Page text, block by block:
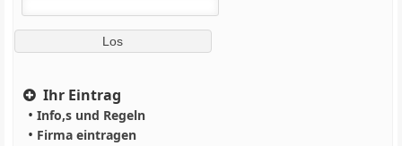
Ihr Eintrag
• Info,s und Regeln
• Firma eintragen